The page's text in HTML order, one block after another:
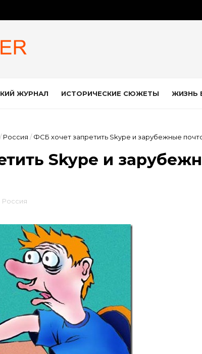
ЖУРНАЛ ИСТОРИЧЕСКИЕ СЮЖЕТЫ ЖИЗНЬ
/ Россия / ФСБ хочет запретить Skype и зарубежные
Skype и
Россия